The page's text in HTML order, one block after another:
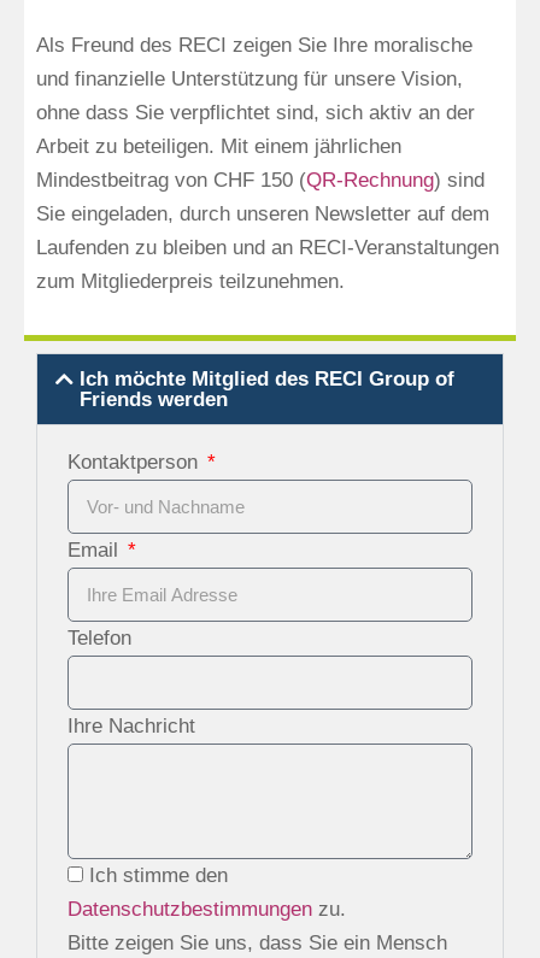
Als Freund des RECI zeigen Sie Ihre moralische
und finanzielle Unterstützung für unsere Vision,
ohne dass Sie verpflichtet sind, sich aktiv an der
Arbeit zu beteiligen. Mit einem jährlichen
Mindestbeitrag von CHF 150 (QR-Rechnung) sind
Sie eingeladen, durch unseren Newsletter auf dem
Laufenden zu bleiben und an RECI-Veranstaltungen
zum Mitgliederpreis teilzunehmen.
Ich möchte Mitglied des RECI Group of
Friends werden
Kontaktperson
Email
Telefon
Ihre Nachricht
Ich stimme den
Datenschutzbestimmungen zu.
Bitte zeigen Sie uns, dass Sie ein Mensch